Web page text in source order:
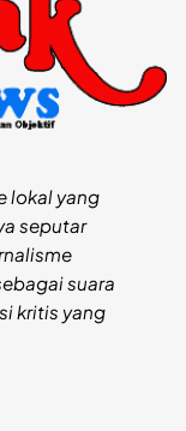
lokal yang
seputar
suara
kritis yang